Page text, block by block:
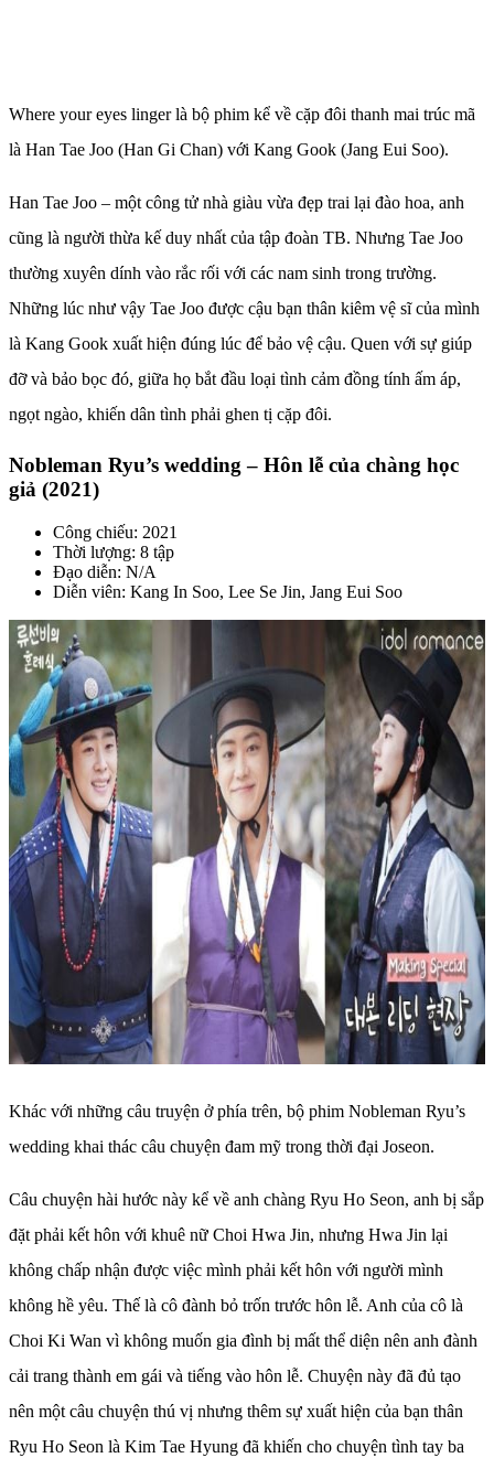
Where your eyes linger là bộ phim kể về cặp đôi thanh mai trúc mã
là Han Tae Joo (Han Gi Chan) với Kang Gook (Jang Eui Soo).
Han Tae Joo – một công tử nhà giàu vừa đẹp trai lại đào hoa, anh
cũng là người thừa kế duy nhất của tập đoàn TB. Nhưng Tae Joo
thường xuyên dính vào rắc rối với các nam sinh trong trường.
Những lúc như vậy Tae Joo được cậu bạn thân kiêm vệ sĩ của mình
là Kang Gook xuất hiện đúng lúc để bảo vệ cậu. Quen với sự giúp
đỡ và bảo bọc đó, giữa họ bắt đầu loại tình cảm đồng tính ấm áp,
ngọt ngào, khiến dân tình phải ghen tị cặp đôi.
Nobleman Ryu’s wedding – Hôn lễ của chàng học
giả (2021)
Công chiếu: 2021
Thời lượng: 8 tập
Đạo diễn: N/A
Diễn viên: Kang In Soo, Lee Se Jin, Jang Eui Soo
Khác với những câu truyện ở phía trên, bộ phim Nobleman Ryu’s
wedding khai thác câu chuyện đam mỹ trong thời đại Joseon.
Câu chuyện hài hước này kể về anh chàng Ryu Ho Seon, anh bị sắp
đặt phải kết hôn với khuê nữ Choi Hwa Jin, nhưng Hwa Jin lại
không chấp nhận được việc mình phải kết hôn với người mình
không hề yêu. Thế là cô đành bỏ trốn trước hôn lễ. Anh của cô là
Choi Ki Wan vì không muốn gia đình bị mất thể diện nên anh đành
cải trang thành em gái và tiếng vào hôn lễ. Chuyện này đã đủ tạo
nên một câu chuyện thú vị nhưng thêm sự xuất hiện của bạn thân
Ryu Ho Seon là Kim Tae Hyung đã khiến cho chuyện tình tay ba